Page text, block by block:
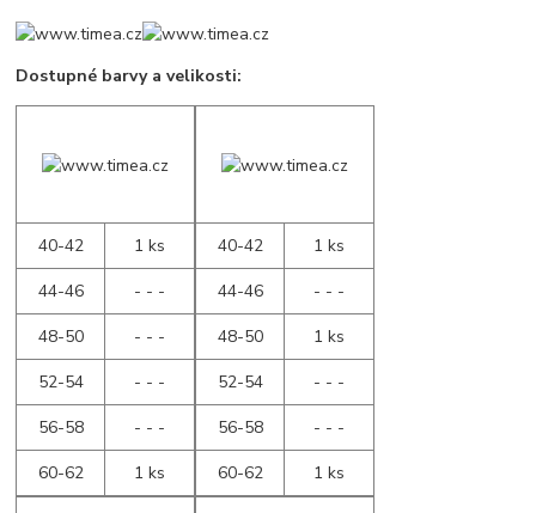
Dostupné barvy a velikosti:
40-42
1 ks
44-46
- - -
48-50
- - -
52-54
- - -
56-58
- - -
60-62
1 ks
40-42
1 ks
44-46
- - -
48-50
1 ks
52-54
- - -
56-58
- - -
60-62
1 ks